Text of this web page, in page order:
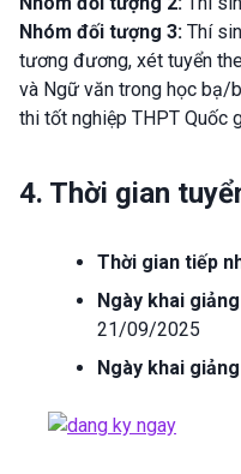
Nhóm đối tượng 3: Thí
tương đương, xét tuyển
và Ngữ văn trong học bạ/
thi tốt nghiệp THPT Quốc
4. Thời gian
Thời gian tiếp
Ngày khai
21/09/2025
Ngày khai